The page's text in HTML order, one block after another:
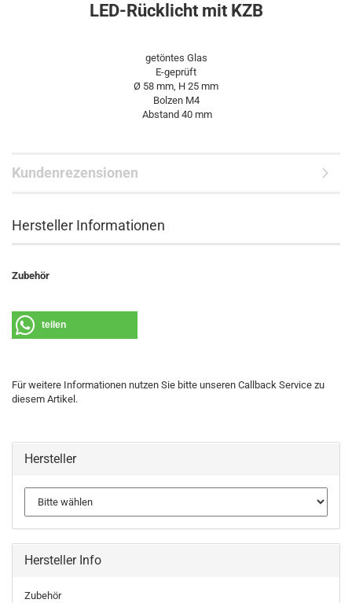
LED-Rücklicht mit KZB
getöntes Glas
E-geprüft
Ø 58 mm, H 25 mm
Bolzen M4
Abstand 40 mm
Kundenrezensionen
Hersteller Informationen
Zubehör
teilen
Für weitere Informationen nutzen Sie bitte unseren Callback Service zu
diesem Artikel.
Hersteller
Hersteller Info
Zubehör